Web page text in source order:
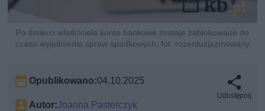
Po śmierci właściciela konto bankowe zostaje zablokowane do
czasu wyjaśnienia spraw spadkowych, fot. rozentuzjazmowany
Opublikowano:04.10.2025
Autor:Joanna Pasterczyk
Udostępnij